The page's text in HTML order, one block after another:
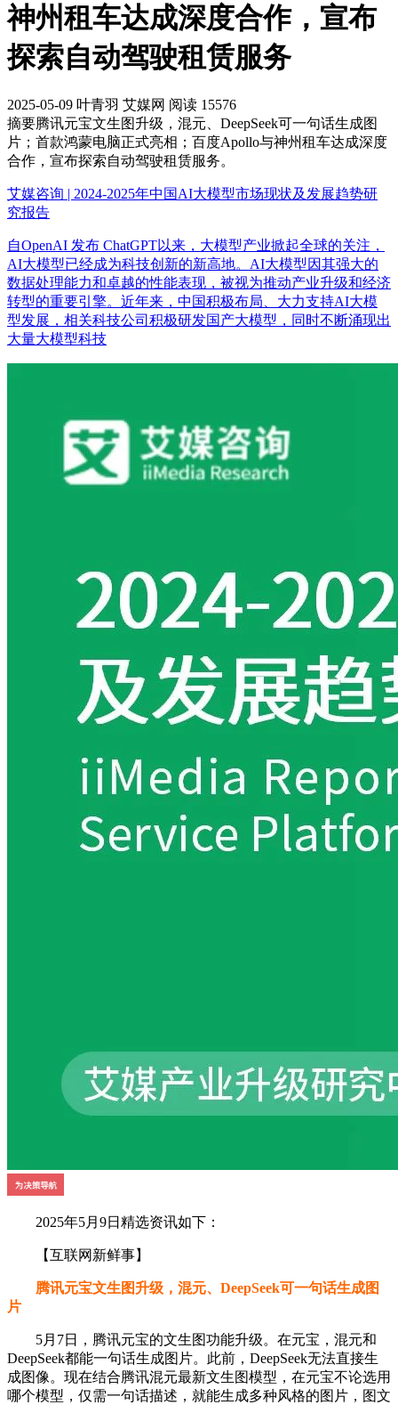
神州租车达成深度合作，宣布
探索自动驾驶租赁服务
2025-05-09 叶青羽 艾媒网 阅读 15576
摘要腾讯元宝文生图升级，混元、DeepSeek可一句话生成图
片；首款鸿蒙电脑正式亮相；百度Apollo与神州租车达成深度
合作，宣布探索自动驾驶租赁服务。
艾媒咨询 | 2024-2025年中国AI大模型市场现状及发展趋势研
究报告
自OpenAI 发布 ChatGPT以来，大模型产业掀起全球的关注，
AI大模型已经成为科技创新的新高地。AI大模型因其强大的
数据处理能力和卓越的性能表现，被视为推动产业升级和经济
转型的重要引擎。近年来，中国积极布局、大力支持AI大模
型发展，相关科技公司积极研发国产大模型，同时不断涌现出
大量大模型科技
2025年5月9日精选资讯如下：
【互联网新鲜事】
腾讯元宝文生图升级，混元、DeepSeek可一句话生成图
片
5月7日，腾讯元宝的文生图功能升级。在元宝，混元和
DeepSeek都能一句话生成图片。此前，DeepSeek无法直接生
成图像。现在结合腾讯混元最新文生图模型，在元宝不论选用
哪个模型，仅需一句话描述，就能生成多种风格的图片，图文